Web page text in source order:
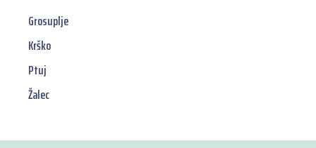
Grosuplje
Krško
Ptuj
Žalec